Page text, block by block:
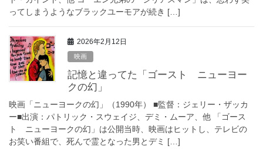
ってしまうようなブラックユーモアが続き […]
2026年2月12日
映画
記憶と違ってた「ゴースト ニューヨー
クの幻」
映画「ニューヨークの幻」（1990年） ■監督：ジェリー・ザッカ
ー■出演：パトリック・スウェイジ、デミ・ムーア、他 「ゴース
ト ニューヨークの幻」は公開当時、映画はヒットし、テレビの
お笑い番組で、死んで霊となった男とデミ […]